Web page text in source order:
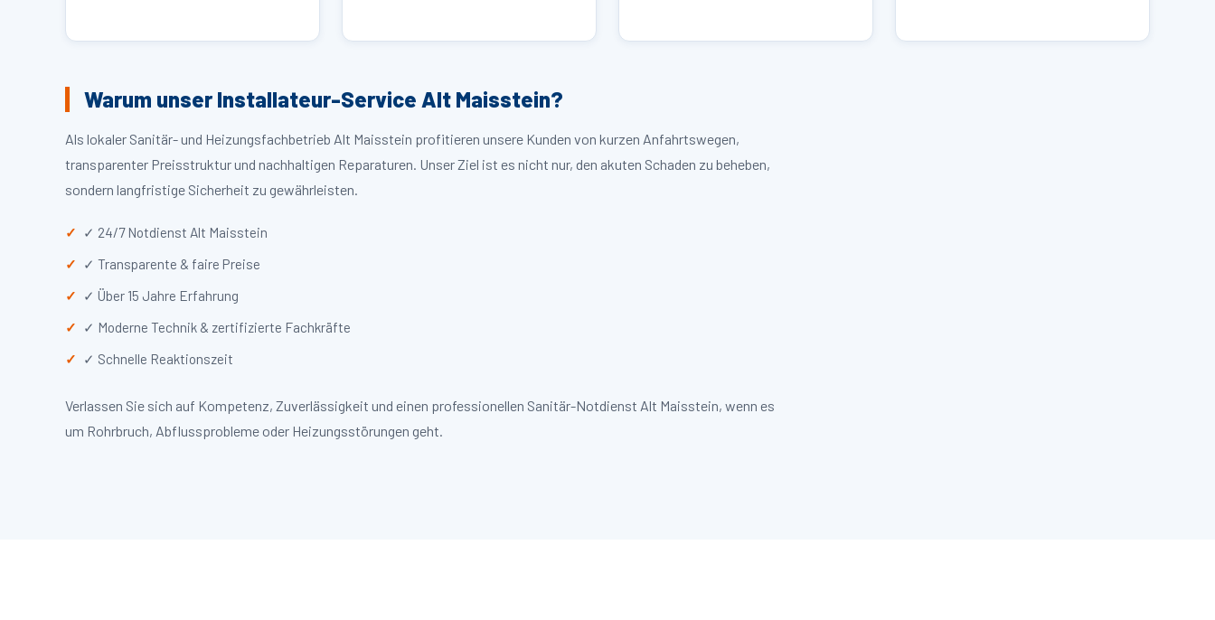
Warum unser Installateur-Service Alt Maisstein?
Als lokaler Sanitär- und Heizungsfachbetrieb Alt Maisstein profitieren unsere Kunden von kurzen Anfahrtswegen,
transparenter Preisstruktur und nachhaltigen Reparaturen. Unser Ziel ist es nicht nur, den akuten Schaden zu beheben,
sondern langfristige Sicherheit zu gewährleisten.
✓ 24/7 Notdienst Alt Maisstein
✓ Transparente & faire Preise
✓ Über 15 Jahre Erfahrung
✓ Moderne Technik & zertifizierte Fachkräfte
✓ Schnelle Reaktionszeit
Verlassen Sie sich auf Kompetenz, Zuverlässigkeit und einen professionellen Sanitär-Notdienst Alt Maisstein, wenn es
um Rohrbruch, Abflussprobleme oder Heizungsstörungen geht.